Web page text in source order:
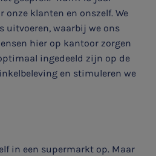
klanten en onszelf. We
uitvoeren, waarbij we ons
hier op kantoor zorgen
ingedeeld zijn op de
en stimuleren we
in een supermarkt op. Maar